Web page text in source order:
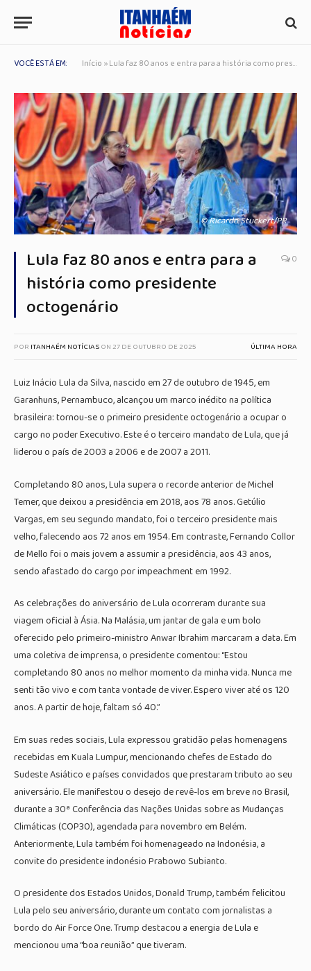
VOCÊ ESTÁ EM: Início »Lula faz 80 anos e entra para a história como presidente octogenário
© Ricardo Stuckert/PR
Lula faz 80 anos e entra para a
história como presidente
octogenário
0
POR ITANHAÉM NOTÍCIASON27 DE OUTUBRO DE 2025 ÚLTIMA HORA
Luiz Inácio Lula da Silva, nascido em 27 de outubro de 1945, em
Garanhuns, Pernambuco, alcançou um marco inédito na política
brasileira: tornou-se o primeiro presidente octogenário a ocupar o
cargo no poder Executivo. Este é o terceiro mandato de Lula, que já
liderou o país de 2003 a 2006 e de 2007 a 2011.
Completando 80 anos, Lula supera o recorde anterior de Michel
Temer, que deixou a presidência em 2018, aos 78 anos. Getúlio
Vargas, em seu segundo mandato, foi o terceiro presidente mais
velho, falecendo aos 72 anos em 1954. Em contraste, Fernando Collor
de Mello foi o mais jovem a assumir a presidência, aos 43 anos,
sendo afastado do cargo por impeachment em 1992.
As celebrações do aniversário de Lula ocorreram durante sua
viagem oficial à Ásia. Na Malásia, um jantar de gala e um bolo
oferecido pelo primeiro-ministro Anwar Ibrahim marcaram a data. Em
uma coletiva de imprensa, o presidente comentou: “Estou
completando 80 anos no melhor momento da minha vida. Nunca me
senti tão vivo e com tanta vontade de viver. Espero viver até os 120
anos. A partir de hoje, faltam só 40.”
Em suas redes sociais, Lula expressou gratidão pelas homenagens
recebidas em Kuala Lumpur, mencionando chefes de Estado do
Sudeste Asiático e países convidados que prestaram tributo ao seu
aniversário. Ele manifestou o desejo de revê-los em breve no Brasil,
durante a 30ª Conferência das Nações Unidas sobre as Mudanças
Climáticas (COP30), agendada para novembro em Belém.
Anteriormente, Lula também foi homenageado na Indonésia, a
convite do presidente indonésio Prabowo Subianto.
O presidente dos Estados Unidos, Donald Trump, também felicitou
Lula pelo seu aniversário, durante um contato com jornalistas a
bordo do Air Force One. Trump destacou a energia de Lula e
mencionou uma “boa reunião” que tiveram.